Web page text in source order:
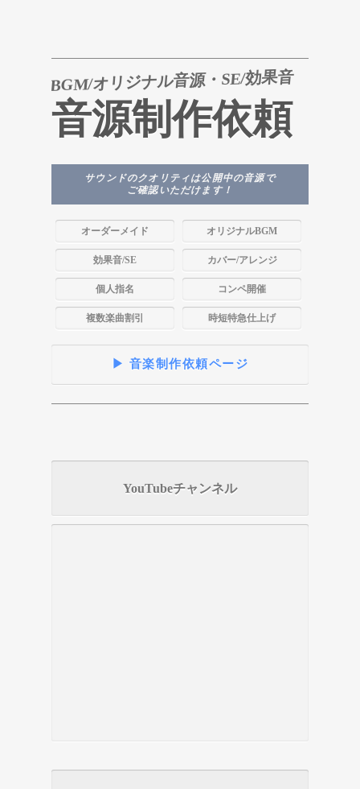
音源制作依頼
BGM/オリジナル音源・SE/効果音
サウンドのクオリティは公開中の音源で
ご確認いただけます！
オーダーメイド オリジナルBGM
効果音/SE カバー/アレンジ
個人指名 コンペ開催
複数楽曲割引 時短特急仕上げ
▶ 音楽制作依頼ページ
YouTubeチャンネル